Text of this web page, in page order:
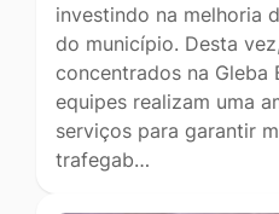
investindo na melhoria
do município. Desta
concentrados na Gleba
equipes realizam uma
serviços para garantir
trafegab…